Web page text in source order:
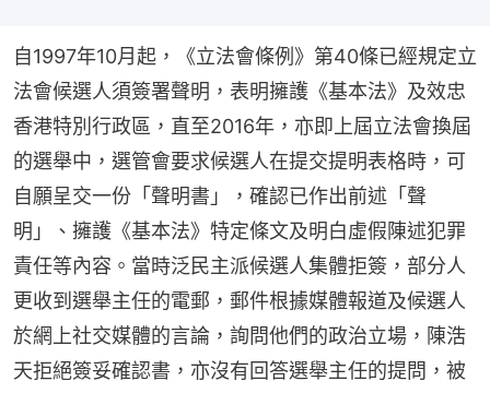
自1997年10月起，《立法會條例》第40條已經規定立
法會候選人須簽署聲明，表明擁護《基本法》及效忠
香港特別行政區，直至2016年，亦即上屆立法會換屆
的選舉中，選管會要求候選人在提交提明表格時，可
自願呈交一份「聲明書」，確認已作出前述「聲
明」、擁護《基本法》特定條文及明白虛假陳述犯罪
責任等內容。當時泛民主派候選人集體拒簽，部分人
更收到選舉主任的電郵，郵件根據媒體報道及候選人
於網上社交媒體的言論，詢問他們的政治立場，陳浩
天拒絕簽妥確認書，亦沒有回答選舉主任的提問，被